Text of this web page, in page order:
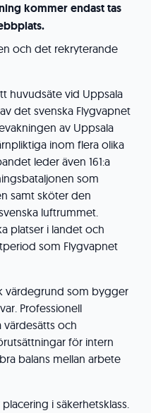
kommer endast tas
och det rekryterande
huvudsäte vid Uppsala
det svenska Flygvapnet
av Uppsala
inom flera olika
leder även 161:a
som
samt sköter den
luftrummet.
platser i landet och
som Flygvapnet
värdegrund som bygger
Professionell
och
för intern
balans mellan arbete
i säkerhetsklass.